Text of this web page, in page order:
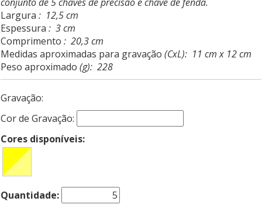
Largura : 12,5 cm
Espessura : 3 cm
Comprimento : 20,3 cm
Medidas aproximadas para gravação (CxL): 11 cm x 12 cm
Peso aproximado (g): 228
Gravação:
Cor de Gravação:
Cores disponíveis:
Quantidade: